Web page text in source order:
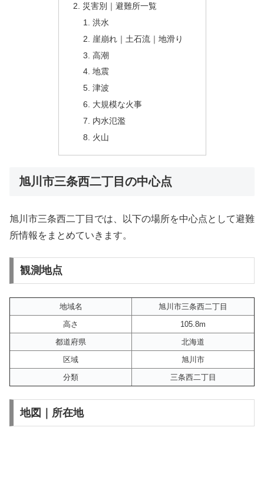
災害別｜避難所一覧
洪水
崖崩れ｜土石流｜地滑り
高潮
地震
津波
大規模な火事
内水氾濫
火山
旭川市三条西二丁目の中心点
旭川市三条西二丁目では、以下の場所を中心点として避難
所情報をまとめていきます。
観測地点
地域名
旭川市三条西二丁目
高さ
105.8m
都道府県
北海道
区域
旭川市
分類
三条西二丁目
地図｜所在地